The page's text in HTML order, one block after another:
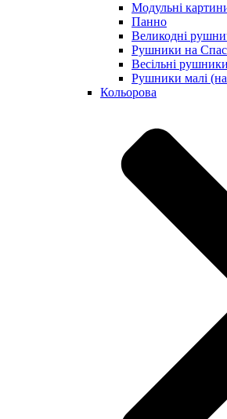
Модульні
Панно
Великодні
Рушники на
Весільні рушники
Рушники малі
Кольорова